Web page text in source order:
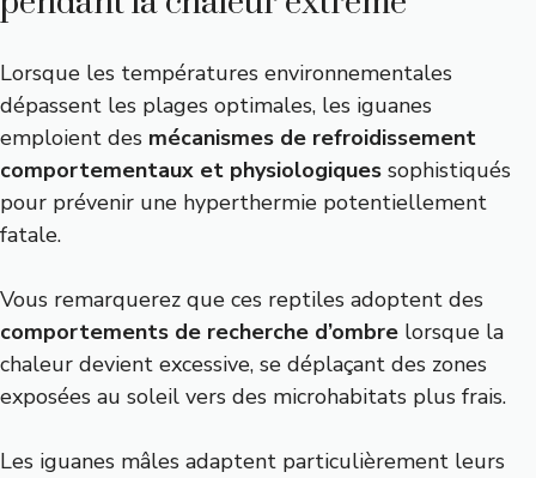
Lorsque les températures environnementales
dépassent les plages optimales, les iguanes
emploient des mécanismes de refroidissement
comportementaux et physiologiques sophistiqués
pour prévenir une hyperthermie potentiellement
fatale.
Vous remarquerez que ces reptiles adoptent des
comportements de recherche d’ombre lorsque la
chaleur devient excessive, se déplaçant des zones
exposées au soleil vers des microhabitats plus frais.
Les iguanes mâles adaptent particulièrement leurs